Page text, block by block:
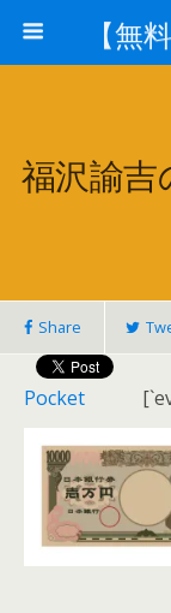
福沢諭吉
Share
Pocket